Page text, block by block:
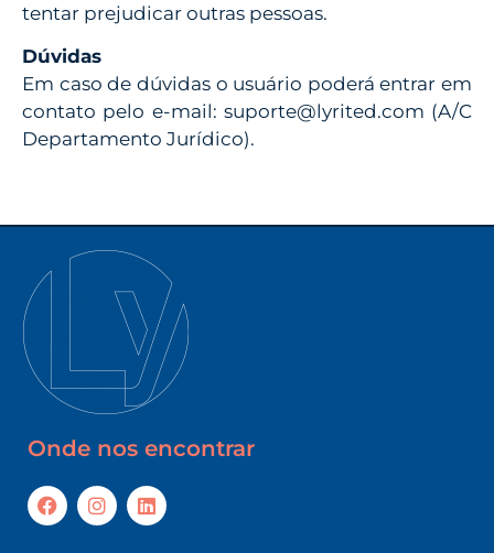
tentar prejudicar outras pessoas.
Dúvidas
Em caso de dúvidas o usuário poderá entrar em
contato pelo e-mail: suporte@lyrited.com (A/C
Departamento Jurídico).
Onde nos encontrar